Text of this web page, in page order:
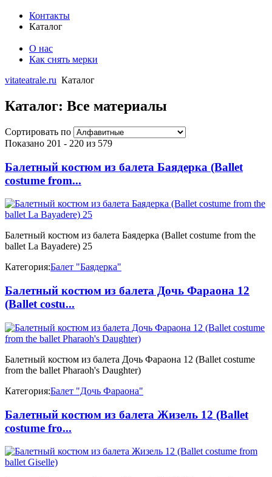
Контакты
Каталог
О нас
Как снять мерки
vitateatrale.ru Каталог
Каталог: Все материалы
Сортировать по
Показано 201 - 220 из 579
Балетный костюм из балета Баядерка (Ballet
costume from...
Балетный костюм из балета Баядерка (Ballet costume from the
ballet La Bayadere) 25
Категория:Балет "Баядерка"
Балетный костюм из балета Дочь Фараона 12
(Ballet costu...
Балетный костюм из балета Дочь Фараона 12 (Ballet costume
from the ballet Pharaoh's Daughter)
Категория:Балет "Дочь Фараона"
Балетный костюм из балета Жизель 12 (Ballet
costume fro...